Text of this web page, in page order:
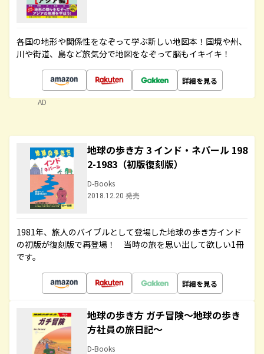
各国の地形や関係性をなぞって学ぶ新しい地図本！国境や州、
川や街道、島など旅気分で地図をなぞって脳もイキイキ！
詳細を見る
AD
地球の歩き方 3 インド・ネパール 198
2-1983（初版復刻版）
D-Books
2018.12.20 発売
1981年、旅人のバイブルとして登場した地球の歩き方インド
の初版が復刻版で再登場！ 当時の旅を思い出して欲しい1冊
です。
詳細を見る
地球の歩き方 ガチ冒険～地球の歩き
方社員の旅日記～
D-Books